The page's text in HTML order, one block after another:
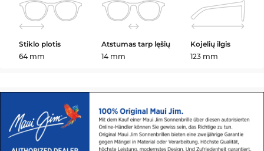
Stiklo plotis
64 mm
Atstumas tarp lęšių
14 mm
Kojelių ilgis
123 mm